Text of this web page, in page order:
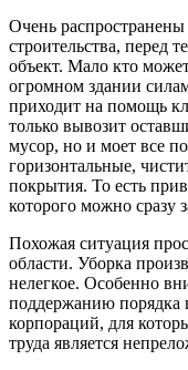
Очень
строительства, перед
объект. Мало кто
огромном здании
приходит на помощь
только вывозит
мусор, но и моет все
горизонтальные,
покрытия. То есть
которого можно сразу
Похожая ситуация
области. Уборка
нелегкое. Особенно
поддержанию порядка
корпораций, для
труда является